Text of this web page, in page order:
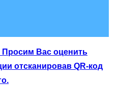
Вас оценить
отсканировав QR-код